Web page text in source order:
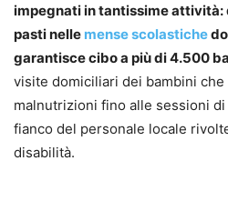
impegnati in tantissime attività:
pasti nelle mense scolastiche
garantisce cibo a più di 4.500
visite domiciliari dei bambini
malnutrizioni fino alle sessioni
fianco del personale locale
disabilità.